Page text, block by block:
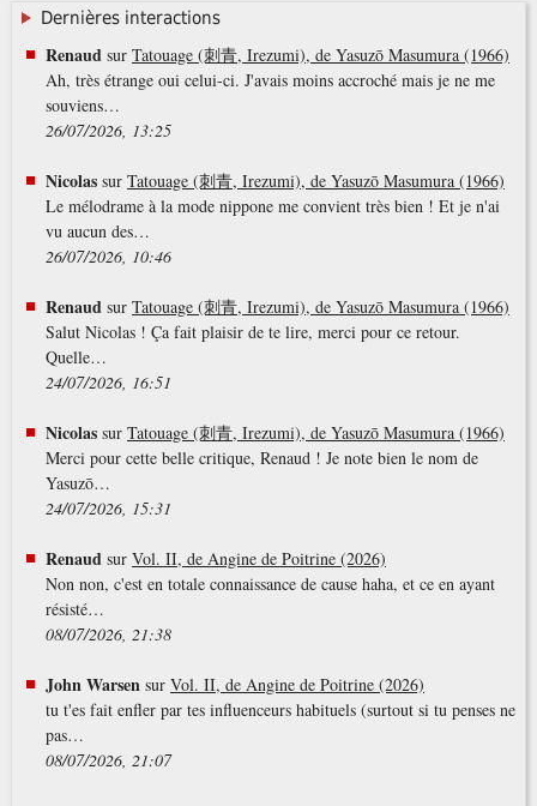
Dernières interactions
Renaudsur Tatouage (刺青, Irezumi), de Yasuzō Masumura (1966)
Ah, très étrange oui celui-ci. J'avais moins accroché mais je ne me
souviens…
26/07/2026, 13:25
Nicolassur Tatouage (刺青, Irezumi), de Yasuzō Masumura (1966)
Le mélodrame à la mode nippone me convient très bien ! Et je n'ai
vu aucun des…
26/07/2026, 10:46
Renaudsur Tatouage (刺青, Irezumi), de Yasuzō Masumura (1966)
Salut Nicolas ! Ça fait plaisir de te lire, merci pour ce retour.
Quelle…
24/07/2026, 16:51
Nicolassur Tatouage (刺青, Irezumi), de Yasuzō Masumura (1966)
Merci pour cette belle critique, Renaud ! Je note bien le nom de
Yasuzō…
24/07/2026, 15:31
Renaudsur Vol. II, de Angine de Poitrine (2026)
Non non, c'est en totale connaissance de cause haha, et ce en ayant
résisté…
08/07/2026, 21:38
John Warsensur Vol. II, de Angine de Poitrine (2026)
tu t'es fait enfler par tes influenceurs habituels (surtout si tu penses ne
pas…
08/07/2026, 21:07